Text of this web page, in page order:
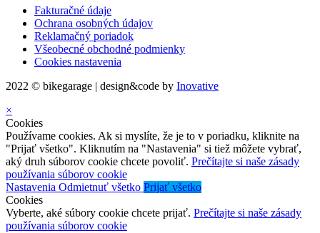
Fakturačné údaje
Ochrana osobných údajov
Reklamačný poriadok
Všeobecné obchodné podmienky
Cookies nastavenia
2022 © bikegarage | design&code by Inovative
×
Cookies
Používame cookies. Ak si myslíte, že je to v poriadku, kliknite na
"Prijať všetko". Kliknutím na "Nastavenia" si tiež môžete vybrať,
aký druh súborov cookie chcete povoliť. Prečítajte si naše zásady
používania súborov cookie
Nastavenia Odmietnuť všetko Prijať všetko
Cookies
Vyberte, aké súbory cookie chcete prijať. Prečítajte si naše zásady
používania súborov cookie